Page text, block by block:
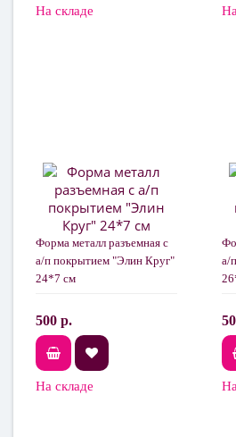
На складе
Форма металл разъемная с
а/п покрытием "Элин Круг"
24*7 см
500 р.
На складе
а/